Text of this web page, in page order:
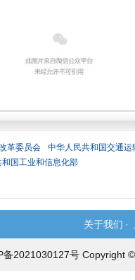
革委员会
中华人民共和国交通运
国工业和信息化部
关于我们 ·
备2021030127号 Copyright